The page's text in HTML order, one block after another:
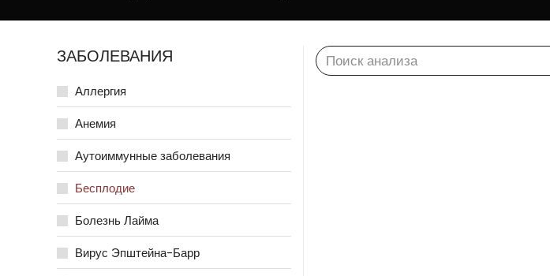
Search:
ЗАБОЛЕВАНИЯ
Аллергия
Анемия
Аутоиммунные заболевания
Бесплодие
Болезнь Лайма
Вирус Эпштейна-Барр